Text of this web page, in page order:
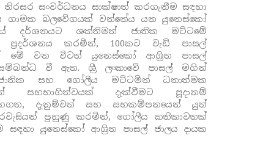
තිරසර සංවර්ධනය සාක්ෂාත් කරගැනීම සඳහා
ගාමක බලවේගයක් වන්නේය යන යුනෙස්කෝ
දර්ශනයට ශක්තිමත් ජාතික මට්ටමේ
ප්‍රදර්ශනය කරමින්, 100කට වැඩි පාසල්
මේ වන විටත්යුනෙස්කෝආශ්‍රිත පාසල්
වී ඇත. ශ්‍රී ලංකාවේ පාසල් මගින්
සහ ගෝලීය මට්ටමින් ධනාත්මක
සහභාගිත්වයක් දැක්වීමට සූදානම්
දැනුම්වත් සහ සහකම්පනයෙන් යුත්
පුහුණු කරමින්, ගෝලීය කතිකාවතක්
සඳහා යුනෙස්කෝ ආශ්‍රිත පාසල් ජාලය දායක